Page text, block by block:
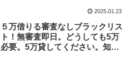
2025.01.23
５万借りる審査なしブラックリス
ト！無審査即日。どうしても5万
必要。5万貸してください。知恵